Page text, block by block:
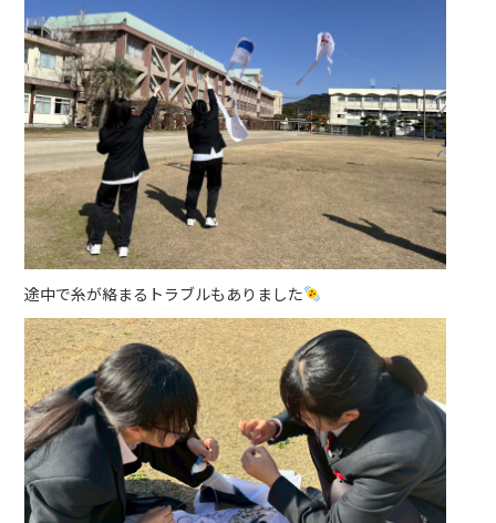
途中で糸が絡まるトラブルもありました